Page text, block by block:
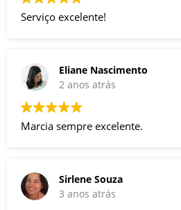
Serviço excelente!
Eliane Nascimento
2 anos atrás
Marcia sempre excelente.
Sirlene Souza
3 anos atrás